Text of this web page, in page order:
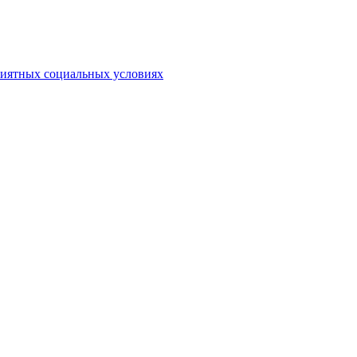
социальных условиях